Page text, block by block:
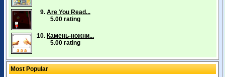
9. Are You Read...
5.00 rating
10. Камень-ножни...
5.00 rating
Most Popular